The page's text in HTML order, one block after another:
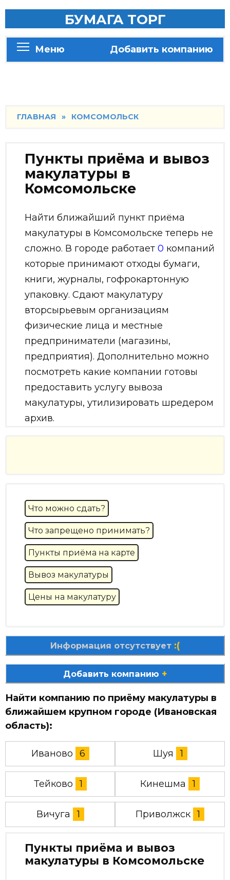
БУМАГА ТОРГ
Меню Добавить компанию
ГЛАВНАЯ » КОМСОМОЛЬСК
Пункты приёма и вывоз
макулатуры в
Комсомольске
Найти ближайший пункт приёма
макулатуры в Комсомольске теперь не
сложно. В городе работает 0 компаний
которые принимают отходы бумаги,
книги, журналы, гофрокартонную
упаковку. Сдают макулатуру
вторсырьевым организациям
физические лица и местные
предприниматели (магазины,
предприятия). Дополнительно можно
посмотреть какие компании готовы
предоставить услугу вывоза
макулатуры, утилизировать шредером
архив.
Что можно сдать?
Что запрещено принимать?
Пункты приёма на карте
Вывоз макулатуры
Цены на макулатуру
Информация отсутствует :(
Добавить компанию +
Найти компанию по приёму макулатуры в
ближайшем крупном городе (Ивановская
область):
Иваново 6 Шуя 1
Тейково 1 Кинешма 1
Вичуга 1 Приволжск 1
Пункты приёма и вывоз
макулатуры в Комсомольске